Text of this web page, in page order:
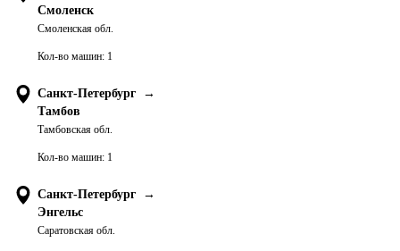
Смоленск
Смоленская обл.
Кол-во машин: 1
Санкт-Петербург
→
Тамбов
Тамбовская обл.
Кол-во машин: 1
Санкт-Петербург
→
Энгельс
Саратовская обл.